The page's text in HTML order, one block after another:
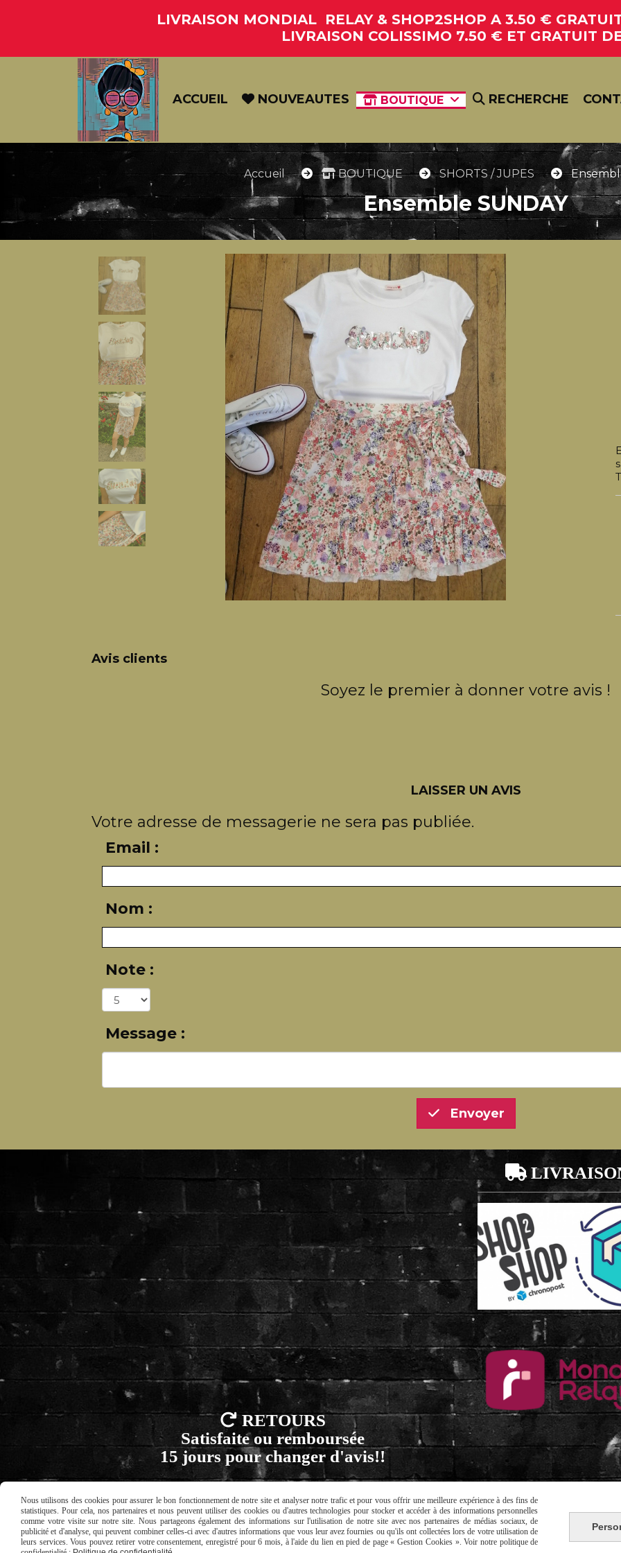
LIVRAISON MONDIAL RELAY & SHOP2SHOP A 3.50 €
LIVRAISON COLISSIMO 7.50 € ET GRATUIT
ACCUEIL NOUVEAUTES BOUTIQUE RECHERCHE
Accueil BOUTIQUE SHORTS / JUPES
Ensemble SUNDAY
Avis clients
Soyez le premier à donner votre avis !
LAISSER UN AVIS
Votre adresse de messagerie ne sera pas publiée.
Email :
Nom :
Note :
Message :
Envoyer
 RETOURS
Satisfaite ou remboursée
15 jours pour changer d'avis!!

Mentions Légales Conditions générales de vente Politique de
Nous utilisons des cookies pour assurer le bon fonctionnement de notre site et analyser notre trafic et pour vous offrir une meilleure expérience à des fins de
statistiques. Pour cela, nos partenaires et nous peuvent utiliser des cookies ou d'autres technologies pour stocker et accéder à des informations personnelles
comme votre visite sur notre site. Nous partageons également des informations sur l'utilisation de notre site avec nos partenaires de médias sociaux, de
publicité et d'analyse, qui peuvent combiner celles-ci avec d'autres informations que vous leur avez fournies ou qu'ils ont collectées lors de votre utilisation de
leurs services. Vous pouvez retirer votre consentement, enregistré pour 6 mois, à l'aide du lien en pied de page « Gestion Cookies ». Voir notre politique de